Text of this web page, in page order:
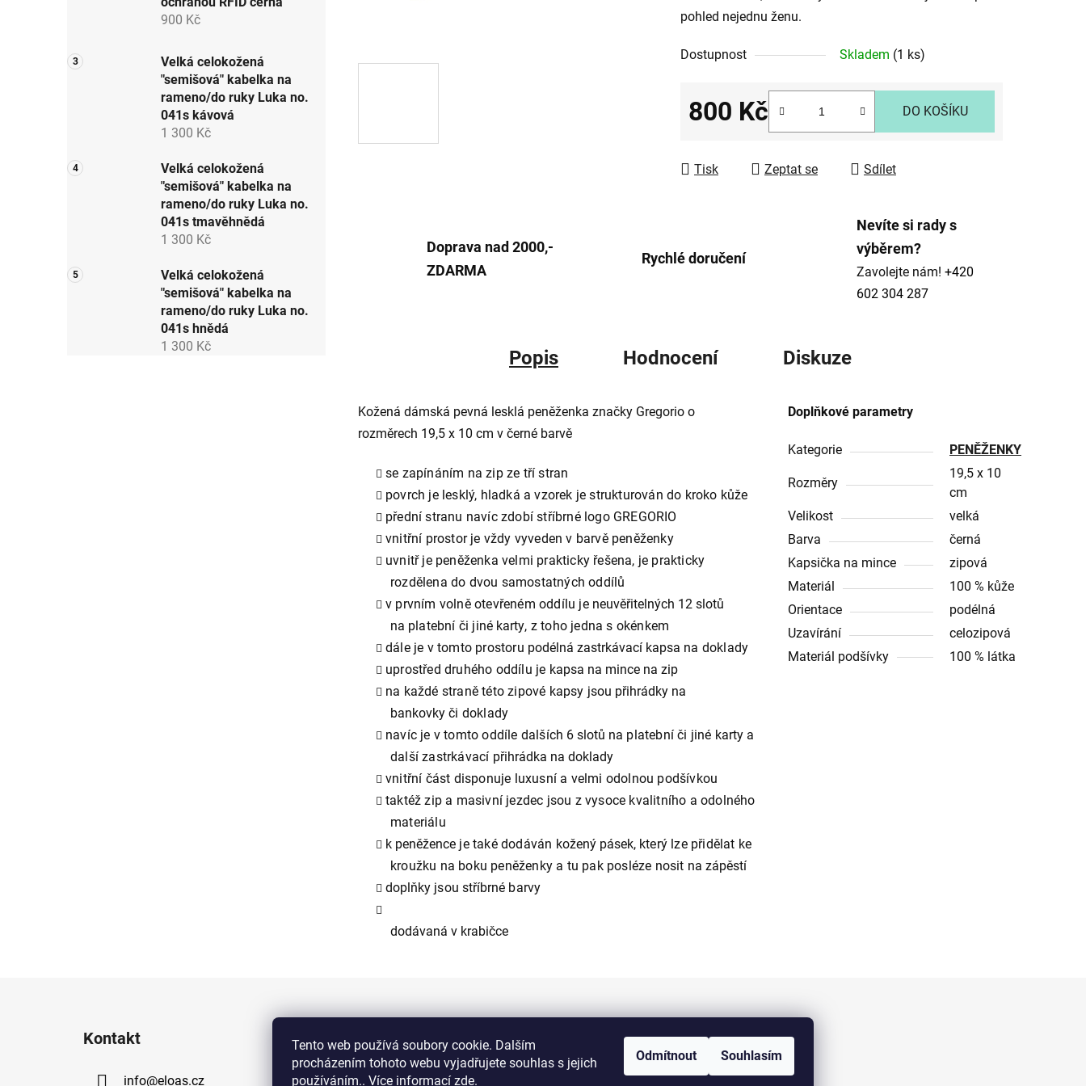
Tento web používá soubory cookie. Dalším
procházením tohoto webu vyjadřujete souhlas s jejich
používáním.. Více informací zde.
Odmítnout Souhlasím
n
e
900 Kč
Velká celokožená
"semišová" kabelka na
rameno/do ruky Luka no.
041s kávová
1 300 Kč
Velká celokožená
"semišová" kabelka na
rameno/do ruky Luka no.
041s tmavěhnědá
1 300 Kč
Velká celokožená
"semišová" kabelka na
rameno/do ruky Luka no.
041s hnědá
1 300 Kč
0,0
5
pohled nejednu ženu.
Dostupnost Skladem (1 ks)
800 Kč DO KOŠÍKU
Tisk Zeptat se Sdílet
Doprava nad 2000,-
ZDARMA
Rychlé doručení
Nevíte si rady s
výběrem?
Zavolejte nám! +420
602 304 287
Popis Hodnocení Diskuze
Kožená dámská pevná lesklá peněženka značky Gregorio o
rozměrech 19,5 x 10 cm v černé barvě
se zapínáním na zip ze tří stran
povrch je lesklý, hladká a vzorek je strukturován do kroko kůže
přední stranu navíc zdobí stříbrné logo GREGORIO
vnitřní prostor je vždy vyveden v barvě peněženky
uvnitř je peněženka velmi prakticky řešena, je prakticky
rozdělena do dvou samostatných oddílů
v prvním volně otevřeném oddílu je neuvěřitelných 12 slotů
na platební či jiné karty, z toho jedna s okénkem
dále je v tomto prostoru podélná zastrkávací kapsa na doklady
uprostřed druhého oddílu je kapsa na mince na zip
na každé straně této zipové kapsy jsou přihrádky na
bankovky či doklady
navíc je v tomto oddíle dalších 6 slotů na platební či jiné kartya
další zastrkávací přihrádka na doklady
vnitřní část disponuje luxusní a velmi odolnou podšívkou
taktéž zip a masivní jezdec jsou z vysoce kvalitního a odolného
materiálu
k peněžence je také dodáván kožený pásek, který lze přidělat ke
kroužku na boku peněženky a tu pak posléze nosit na zápěstí
doplňky jsoustříbrné barvy
dodávaná v krabičce
Doplňkové parametry
Kategorie PENĚŽENKY
Rozměry
19,5 x 10
cm
Velikost
velká
Barva
černá
Kapsička na mince
zipová
Materiál
100 % kůže
Orientace
podélná
Uzavírání
celozipová
Materiál podšívky
100 % látka
Kontakt
info@eloas.cz
Informace pro vás
Kontakty
Facebook